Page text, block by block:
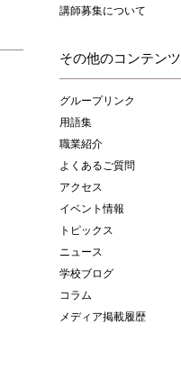
講師募集について
その他のコンテンツ
グループリンク
用語集
職業紹介
よくあるご質問
アクセス
イベント情報
トピックス
ニュース
学校ブログ
コラム
メディア掲載履歴